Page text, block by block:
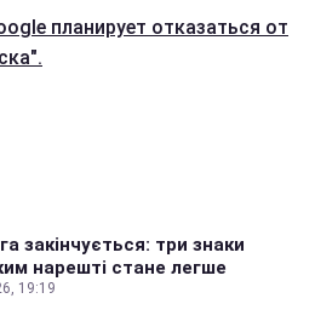
планирует отказаться от
закінчується: три знаки
нарешті стане легше
19:19